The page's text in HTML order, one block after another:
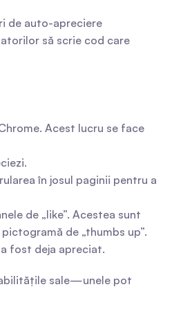
de auto-apreciere
să scrie cod care
Acest lucru se face
în josul paginii pentru a
de „like”. Acestea sunt
de „thumbs up”.
fost deja apreciat.
sale—unele pot